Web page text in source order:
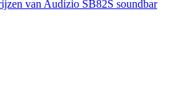
van Audizio SB82S soundbar